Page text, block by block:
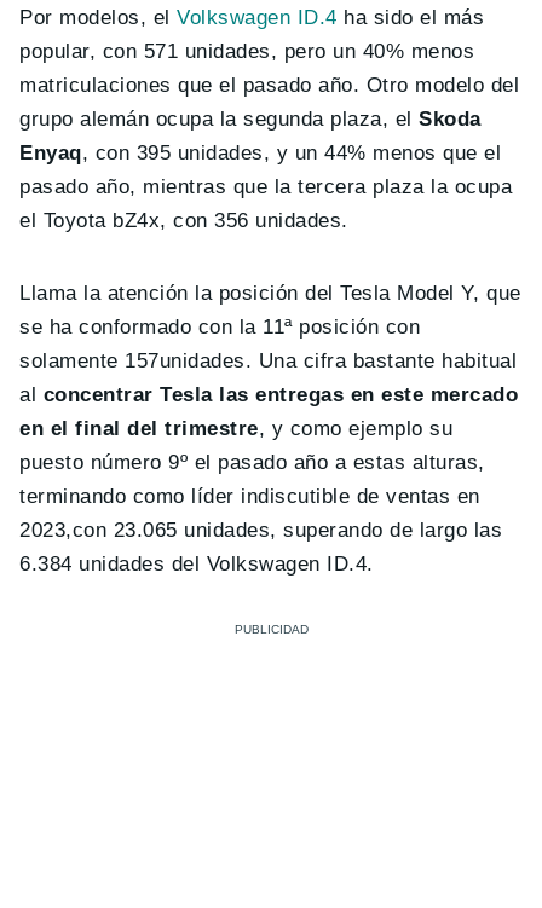
Por modelos, elVolkswagen ID.4 ha sido el más
popular, con 571 unidades, pero un 40% menos
matriculaciones que el pasado año. Otro modelo del
grupo alemán ocupa la segunda plaza, elSkoda
Enyaq, con 395 unidades, y un 44% menos que el
pasado año, mientras que la tercera plaza la ocupa
el Toyota bZ4x, con 356 unidades.
Llama la atención la posición del Tesla Model Y, que
se ha conformado con la 11ª posición con
solamente 157unidades. Una cifra bastante habitual
al concentrar Tesla las entregas en este mercado
en el final del trimestre, y como ejemplo su
puesto número 9º el pasado año a estas alturas,
terminando como líder indiscutible de ventas en
2023,con 23.065 unidades, superando de largo las
6.384 unidades del Volkswagen ID.4.